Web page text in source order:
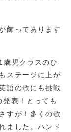
飾ってあります
歳児クラスのひ
ステージに上が
語の歌にも挑戦
発表！とっても
すが！多くの歌
ました。ハンド